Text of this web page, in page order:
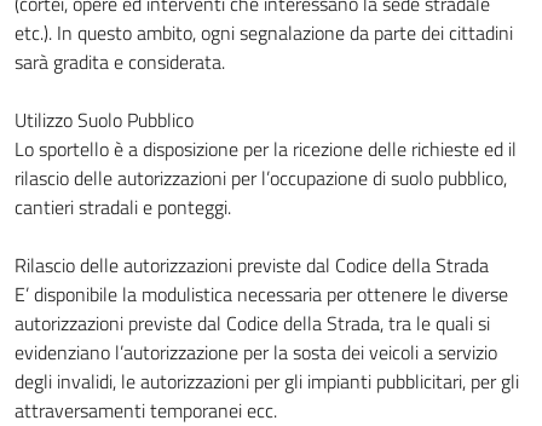
etc.). In questo ambito, ogni segnalazione da parte dei cittadini
sarà gradita e considerata.
Utilizzo Suolo Pubblico
Lo sportello è a disposizione per la ricezione delle richieste ed il
rilascio delle autorizzazioni per l’occupazione di suolo pubblico,
cantieri stradali e ponteggi.
Rilascio delle autorizzazioni previste dal Codice della Strada
E’ disponibile la modulistica necessaria per ottenere le diverse
autorizzazioni previste dal Codice della Strada, tra le quali si
evidenziano l’autorizzazione per la sosta dei veicoli a servizio
degli invalidi, le autorizzazioni per gli impianti pubblicitari, per gli
attraversamenti temporanei ecc.